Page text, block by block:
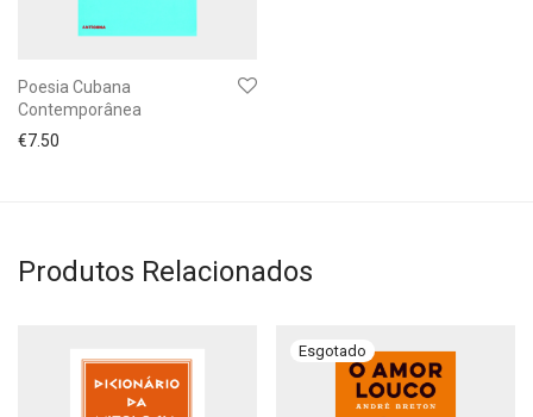
Poesia Cubana
Contemporânea
€7.50
Produtos Relacionados